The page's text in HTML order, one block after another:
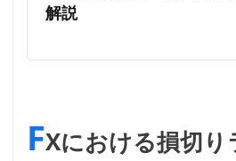
解説
FXにおける損切